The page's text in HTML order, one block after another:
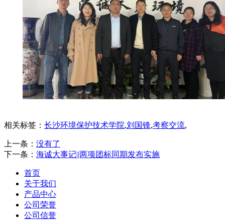
相关标签： 长沙环境保护技术学院,刘国锋,考察交流,
上一条： 没有了
下一条： 海诚大事记||两项团标同期发布实施
首页
关于我们
产品中心
公司荣誉
公司信誉